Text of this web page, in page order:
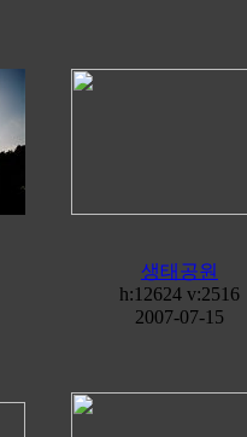
생태공원
h:12624 v:2516
2007-07-15